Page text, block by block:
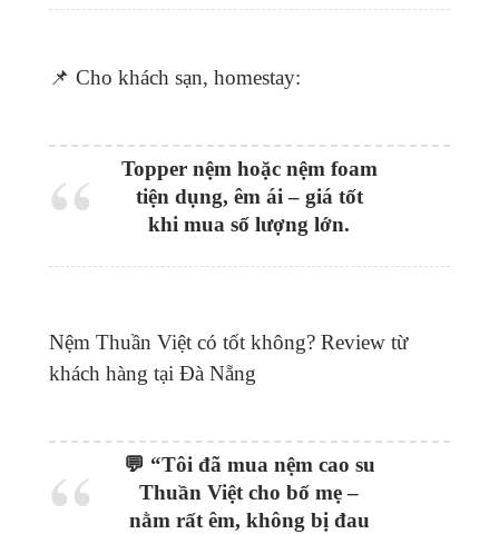
📌 Cho khách sạn, homestay:
Topper nệm hoặc nệm foam
tiện dụng, êm ái – giá tốt
khi mua số lượng lớn.
Nệm Thuần Việt có tốt không? Review từ
khách hàng tại Đà Nẵng
💬 “Tôi đã mua nệm cao su
Thuần Việt cho bố mẹ –
nằm rất êm, không bị đau